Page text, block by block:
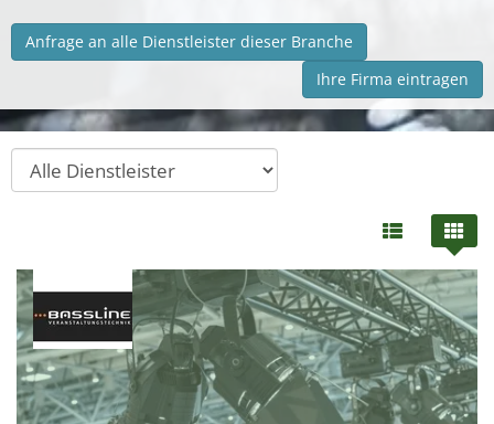
Anfrage an alle Dienstleister dieser Branche
Ihre Firma eintragen